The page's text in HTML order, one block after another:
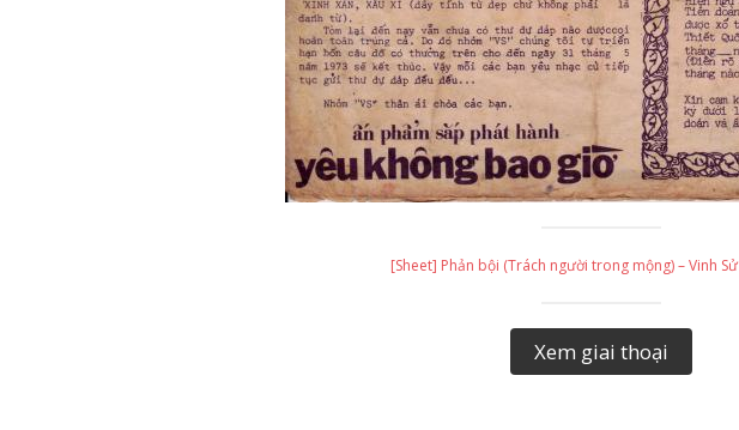
[Sheet] Phản bội (Trách người trong mộng) – Vinh Sử
Xem giai thoại